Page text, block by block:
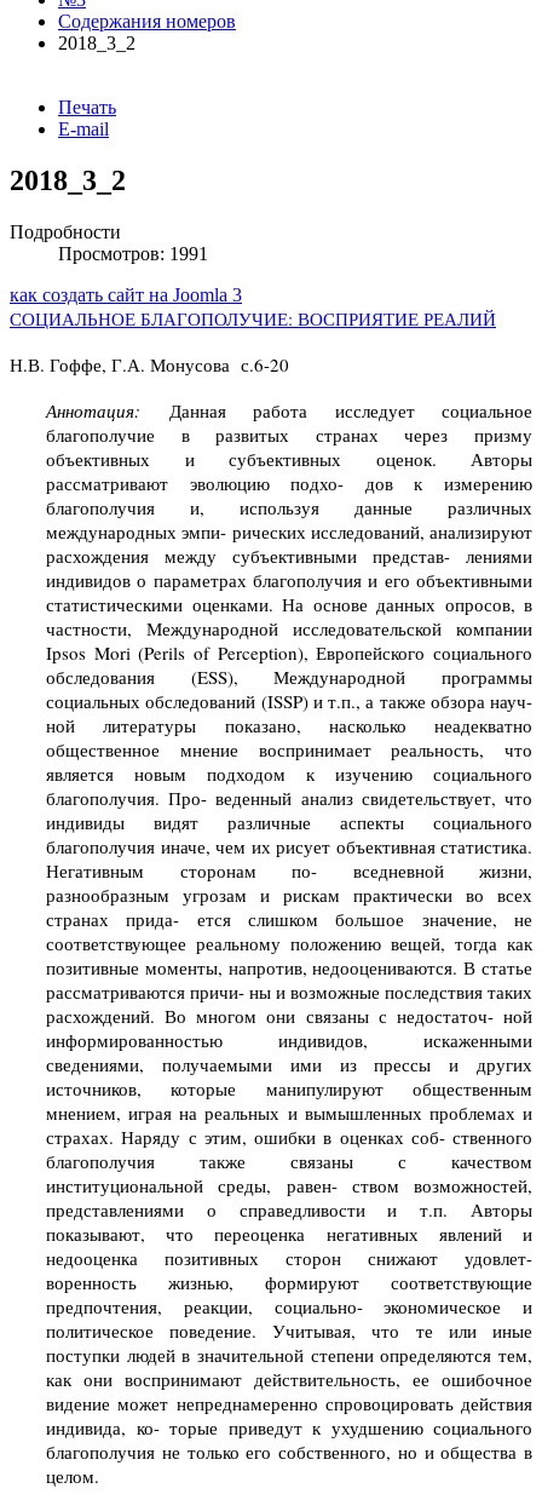
Содержания номеров
2018_3_2
Печать
E-mail
2018_3_2
Подробности
Просмотров: 1991
как создать сайт на Joomla 3
СОЦИАЛЬНОЕ БЛАГОПОЛУЧИЕ: ВОСПРИЯТИЕ РЕАЛИЙ
Н.В. Гоффе, Г.А. Монусова с.6-20
Аннотация: Данная работа исследует социальное
благополучие в развитых странах через призму
объективных и субъективных оценок. Авторы
рассматривают эволюцию подхо- дов к измерению
благополучия и, используя данные различных
международных эмпи- рических исследований, анализируют
расхождения между субъективными представ- лениями
индивидов о параметрах благополучия и его объективными
статистическими оценками. На основе данных опросов, в
частности, Международной исследовательской компании
Ipsos Mori (Perils of Perception), Европейского социального
обследования (ESS), Международной программы
социальных обследований (ISSP) и т.п., а также обзора науч-
ной литературы показано, насколько неадекватно
общественное мнение воспринимает реальность, что
является новым подходом к изучению социального
благополучия. Про- веденный анализ свидетельствует, что
индивиды видят различные аспекты социального
благополучия иначе, чем их рисует объективная статистика.
Негативным сторонам по- вседневной жизни,
разнообразным угрозам и рискам практически во всех
странах прида- ется слишком большое значение, не
соответствующее реальному положению вещей, тогда как
позитивные моменты, напротив, недооцениваются. В статье
рассматриваются причи- ны и возможные последствия таких
расхождений. Во многом они связаны с недостаточ- ной
информированностью индивидов, искаженными
сведениями, получаемыми ими из прессы и других
источников, которые манипулируют общественным
мнением, играя на реальных и вымышленных проблемах и
страхах. Наряду с этим, ошибки в оценках соб- ственного
благополучия также связаны с качеством
институциональной среды, равен- ством возможностей,
представлениями о справедливости и т.п. Авторы
показывают, что переоценка негативных явлений и
недооценка позитивных сторон снижают удовлет-
воренность жизнью, формируют соответствующие
предпочтения, реакции, социально- экономическое и
политическое поведение. Учитывая, что те или иные
поступки людей в значительной степени определяются тем,
как они воспринимают действительность, ее ошибочное
видение может непреднамеренно спровоцировать действия
индивида, ко- торые приведут к ухудшению социального
благополучия не только его собственного, но и общества в
целом.